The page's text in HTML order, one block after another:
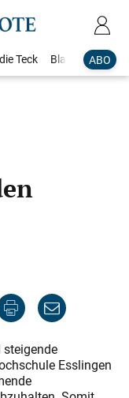
ABO
Teck Blaulicht
steigende
Esslingen